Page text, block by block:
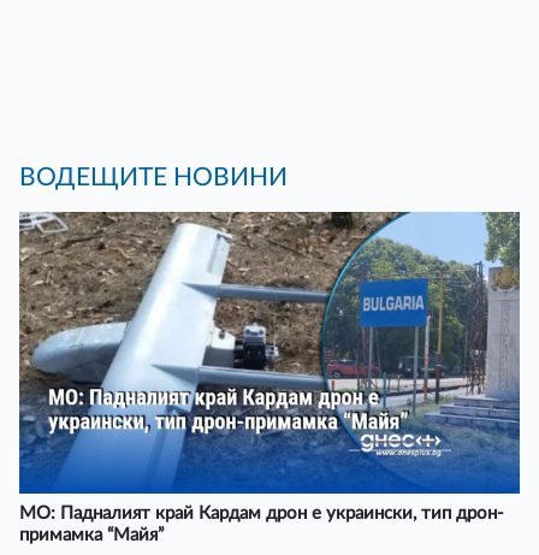
ВОДЕЩИТЕ НОВИНИ
МО: Падналият край Кардам дрон е украински, тип дрон-
примамка “Майя”